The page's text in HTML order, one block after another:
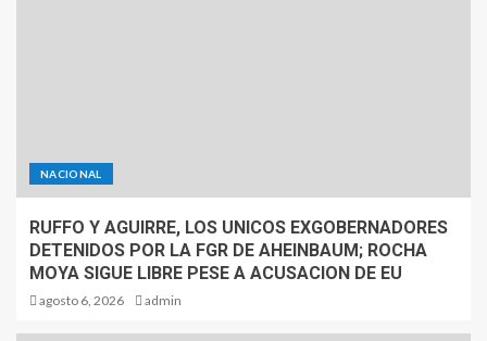
NACIONAL
RUFFO Y AGUIRRE, LOS UNICOS EXGOBERNADORES
DETENIDOS POR LA FGR DE AHEINBAUM; ROCHA
MOYA SIGUE LIBRE PESE A ACUSACION DE EU
agosto 6, 2026 admin